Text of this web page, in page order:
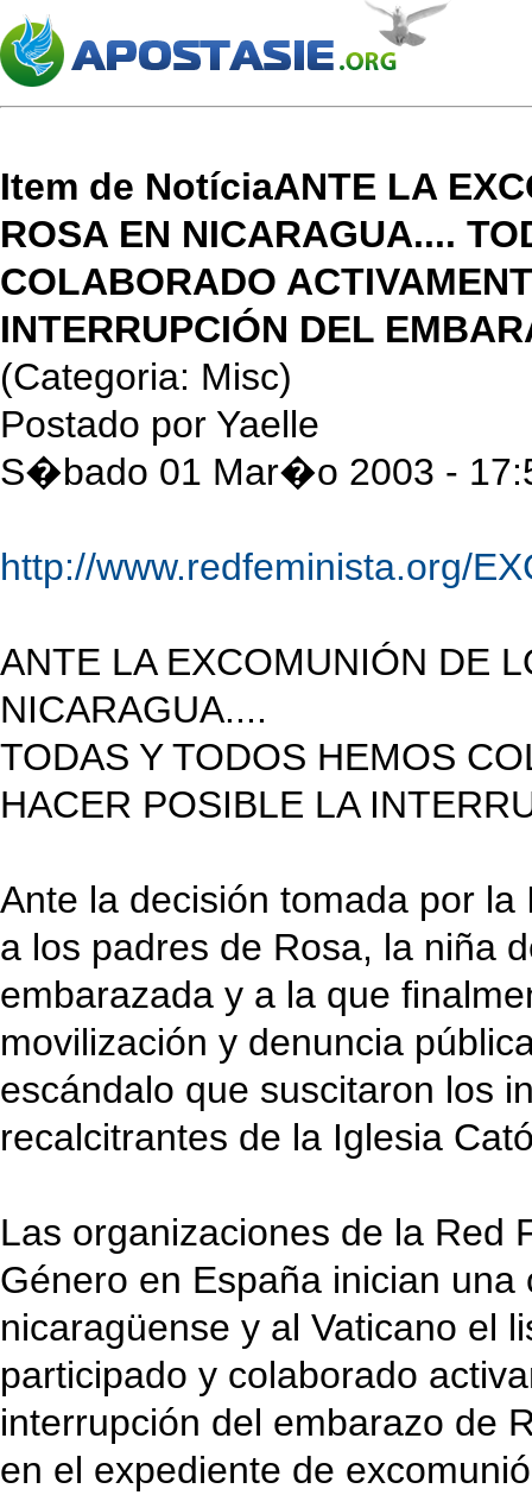
Item de NotíciaANTE LA
ROSA EN NICARAGUA....
COLABORADO
INTERRUPCIÓN DEL
(Categoria: Misc)
Postado por Yaelle
S�bado 01 Mar�o 2003 -
http://www.redfeminista.org/
ANTE LA EXCOMUNIÓN DE
NICARAGUA....
TODAS Y TODOS HEMOS
HACER POSIBLE LA
Ante la decisión tomada por
a los padres de Rosa, la niña
embarazada y a la que
movilización y denuncia
escándalo que suscitaron los
recalcitrantes de la Iglesia
Las organizaciones de la Red
Género en España inician
nicaragüense y al Vaticano el
participado y colaborado
interrupción del embarazo de
en el expediente de